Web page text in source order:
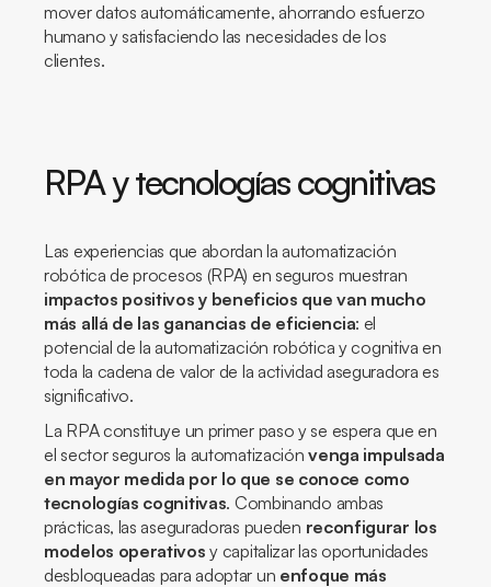
mover datos automáticamente, ahorrando esfuerzo
humano y satisfaciendo las necesidades de los
clientes.
RPA y tecnologías cognitivas
Las experiencias que abordan la automatización
robótica de procesos (RPA) en seguros muestran
impactos positivos y beneficios que van mucho
más allá de las ganancias de eficiencia: el
potencial de la automatización robótica y cognitiva en
toda la cadena de valor de la actividad aseguradora es
significativo.
La RPA constituye un primer paso y se espera que en
el sector seguros la automatizaciónvenga impulsada
en mayor medida por lo que se conoce como
tecnologías cognitivas. Combinando ambas
prácticas, las aseguradoras pueden reconfigurar los
modelos operativos y capitalizar las oportunidades
desbloqueadas para adoptar un enfoque más